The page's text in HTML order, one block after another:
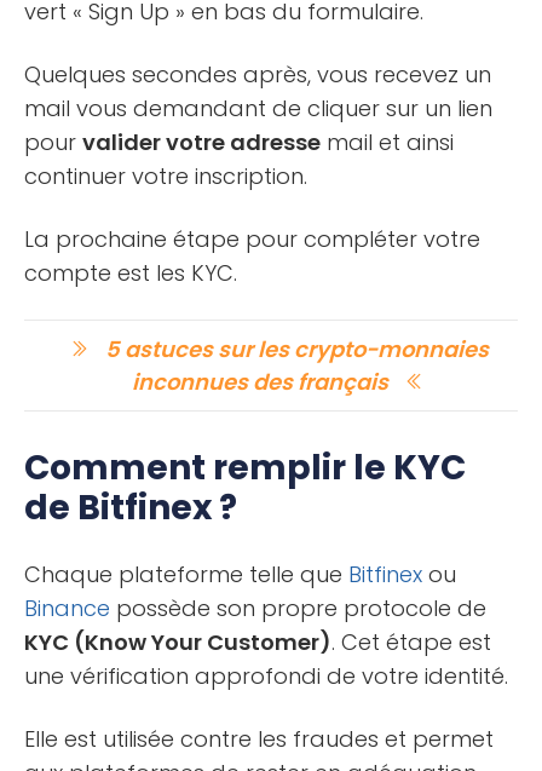
vert « Sign Up » en bas du formulaire.
Quelques secondes après, vous recevez un
mail vous demandant de cliquer sur un lien
pour valider votre adresse mail et ainsi
continuer votre inscription.
La prochaine étape pour compléter votre
compte est les KYC.
5 astuces sur les crypto-monnaies
inconnues des français
Comment remplir le KYC
de Bitfinex ?
Chaque plateforme telle que Bitfinex ou
Binance possède son propre protocole de
KYC (Know Your Customer). Cet étape est
une vérification approfondi de votre identité.
Elle est utilisée contre les fraudes et permet